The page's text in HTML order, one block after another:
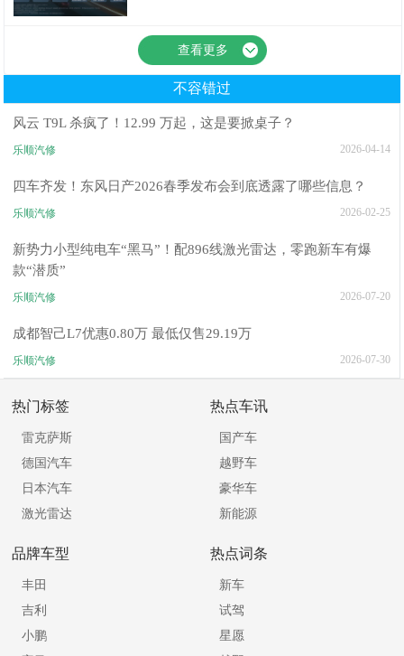
查看更多
不容错过
风云 T9L 杀疯了！12.99 万起，这是要掀桌子？
乐顺汽修 2026-04-14
四车齐发！东风日产2026春季发布会到底透露了哪些信息？
乐顺汽修 2026-02-25
新势力小型纯电车“黑马”！配896线激光雷达，零跑新车有爆
款“潜质”
乐顺汽修 2026-07-20
成都智己L7优惠0.80万 最低仅售29.19万
乐顺汽修 2026-07-30
热门标签
雷克萨斯
德国汽车
日本汽车
激光雷达
热点车讯
国产车
越野车
豪华车
新能源
品牌车型
丰田
吉利
小鹏
热点词条
新车
试驾
星愿